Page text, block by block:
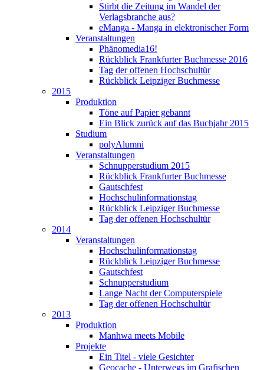
Stirbt die Zeitung im Wandel der
Verlagsbranche aus?
eManga - Manga in elektronischer Form
Veranstaltungen
Phänomedia16!
Rückblick Frankfurter Buchmesse 2016
Tag der offenen Hochschultür
Rückblick Leipziger Buchmesse
2015
Produktion
Töne auf Papier gebannt
Ein Blick zurück auf das Buchjahr 2015
Studium
polyAlumni
Veranstaltungen
Schnupperstudium 2015
Rückblick Frankfurter Buchmesse
Gautschfest
Hochschulinformationstag
Rückblick Leipziger Buchmesse
Tag der offenen Hochschultür
2014
Veranstaltungen
Hochschulinformationstag
Rückblick Leipziger Buchmesse
Gautschfest
Schnupperstudium
Lange Nacht der Computerspiele
Tag der offenen Hochschultür
2013
Produktion
Manhwa meets Mobile
Projekte
Ein Titel - viele Gesichter
Geocache - Unterwegs im Grafischen